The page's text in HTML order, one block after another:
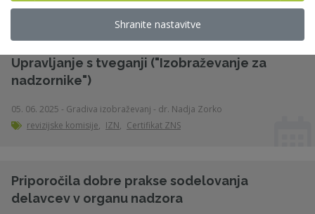
IZN, Certifikat ZNS
Upravljanje s tveganji ("Izobraževanje za
nadzornike")
05. 06. 2025 - Gradiva izobraževanj - dr. Nadja Zorko
revizijske komisije, IZN, Certifikat ZNS
Priporočila dobre prakse sodelovanja
delavcev v organu nadzora
Shranite nastavitve